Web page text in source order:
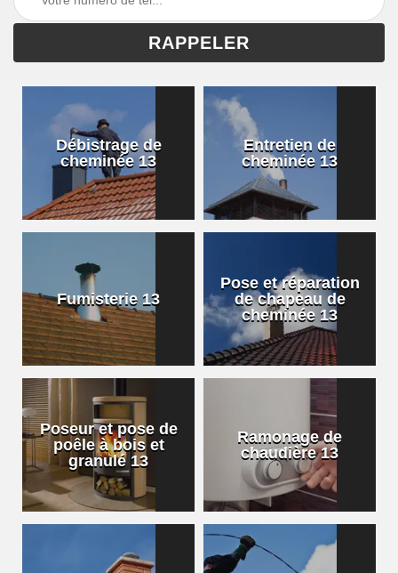
Débistrage de
cheminée 13
Entretien de
cheminée 13
Fumisterie 13
Pose et réparation
de chapeau de
cheminée 13
Poseur et pose de
poêle à bois et
granulé 13
Ramonage de
chaudière 13